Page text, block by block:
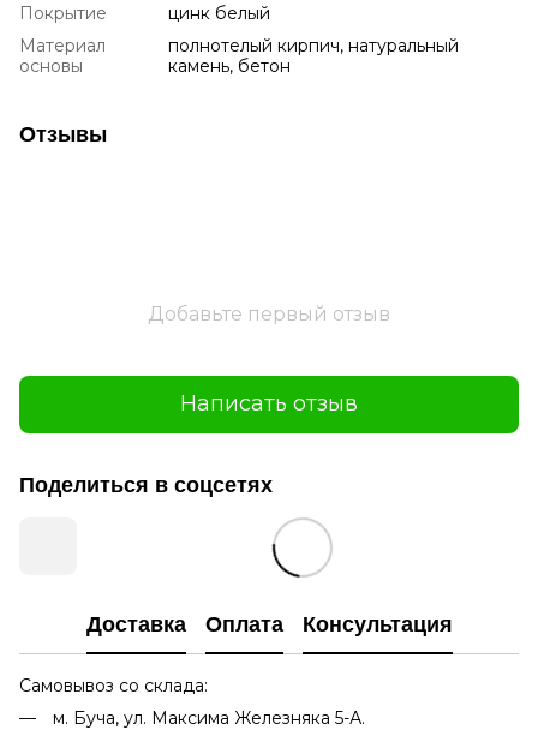
Покрытие
цинк белый
Материал
основы
полнотелый кирпич, натуральный
камень, бетон
Отзывы
Добавьте первый отзыв
Написать отзыв
Поделиться в соцсетях
Доставка Оплата Консультация
Самовывоз со склада:
м. Буча, ул. Максима Железняка 5-А.